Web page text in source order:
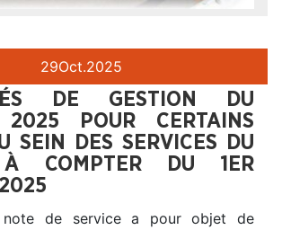
29Oct.2025
DE GESTION DU
2025 POUR CERTAINS
SEIN DES SERVICES DU
À COMPTER DU 1ER
note de service a pour objet de